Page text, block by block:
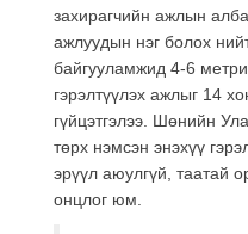
захирагчийн ажлын
ажлуудын нэг болох
байгууламжид 4-6
гэрэлтүүлэх ажлыг 14
гүйцэтгэлээ. Шөнийн
төрх нэмсэн энэхүү
эрүүл аюулгүй, таатай
онцлог юм.